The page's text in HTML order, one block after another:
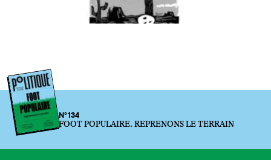
N°134
FOOT POPULAIRE. REPRENONS LE TERRAIN